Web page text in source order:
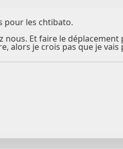
pour les chtibato.
Et faire le
alors je crois pas que je vais